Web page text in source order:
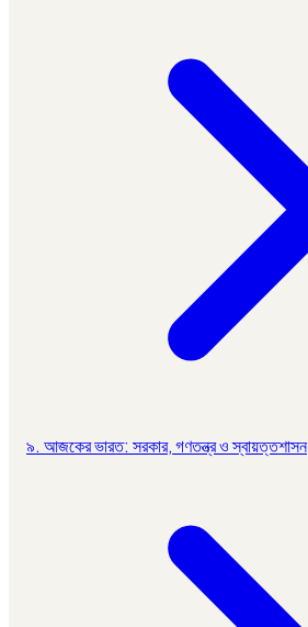
৯. আজকের ভারত: সরকার, গণতন্ত্র ও স্বায়ত্তশাসন